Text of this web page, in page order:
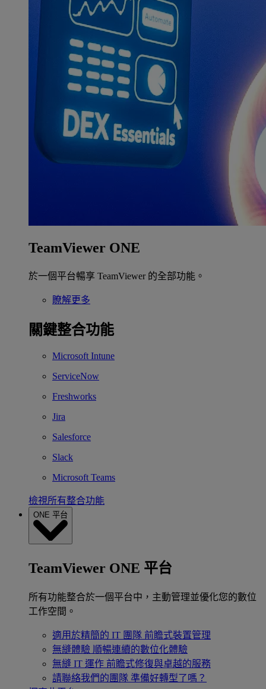
TeamViewer ONE
於一個平台暢享 TeamViewer 的全部功能。
瞭解更多
關鍵整合功能
Microsoft Intune
ServiceNow
Freshworks
Jira
Salesforce
Slack
Microsoft Teams
檢視所有整合功能
ONE 平台
TeamViewer ONE 平台
所有功能整合於一個平台中，主動管理並優化您的數位
工作空間。
適用於精簡的 IT 團隊 前瞻式裝置管理
無縫體驗 順暢連續的數位化體驗
無縫 IT 運作 前瞻式修復與卓越的服務
請聯絡我們的團隊 準備好轉型了嗎？